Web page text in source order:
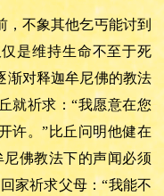
不象其他乞丐能讨到
是维持生命不至于死
渐对释迦牟尼佛的教法
就祈求：“我愿意在您
许。”比丘问明他健在
佛教法下的声闻必须
家祈求父母：“我能不